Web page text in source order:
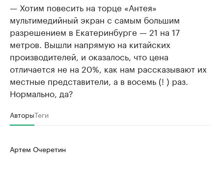
— Хотим повесить на торце «Антея»
мультимедийный экран с самым большим
разрешением в Екатеринбурге — 21 на 17
метров. Вышли напрямую на китайских
производителей, и оказалось, что цена
отличается не на 20%, как нам рассказывают их
местные представители, а в восемь (! ) раз.
Нормально, да?
АвторыТеги
Артем Очеретин